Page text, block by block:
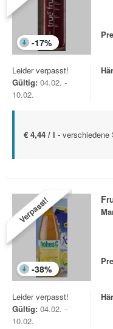
-17%
Leider verpasst!
Gültig: 04.02. -
10.02.
€ 4,44 / l - verschiedene
Verpasst!
-38%
Leider verpasst!
Gültig: 04.02. -
10.02.